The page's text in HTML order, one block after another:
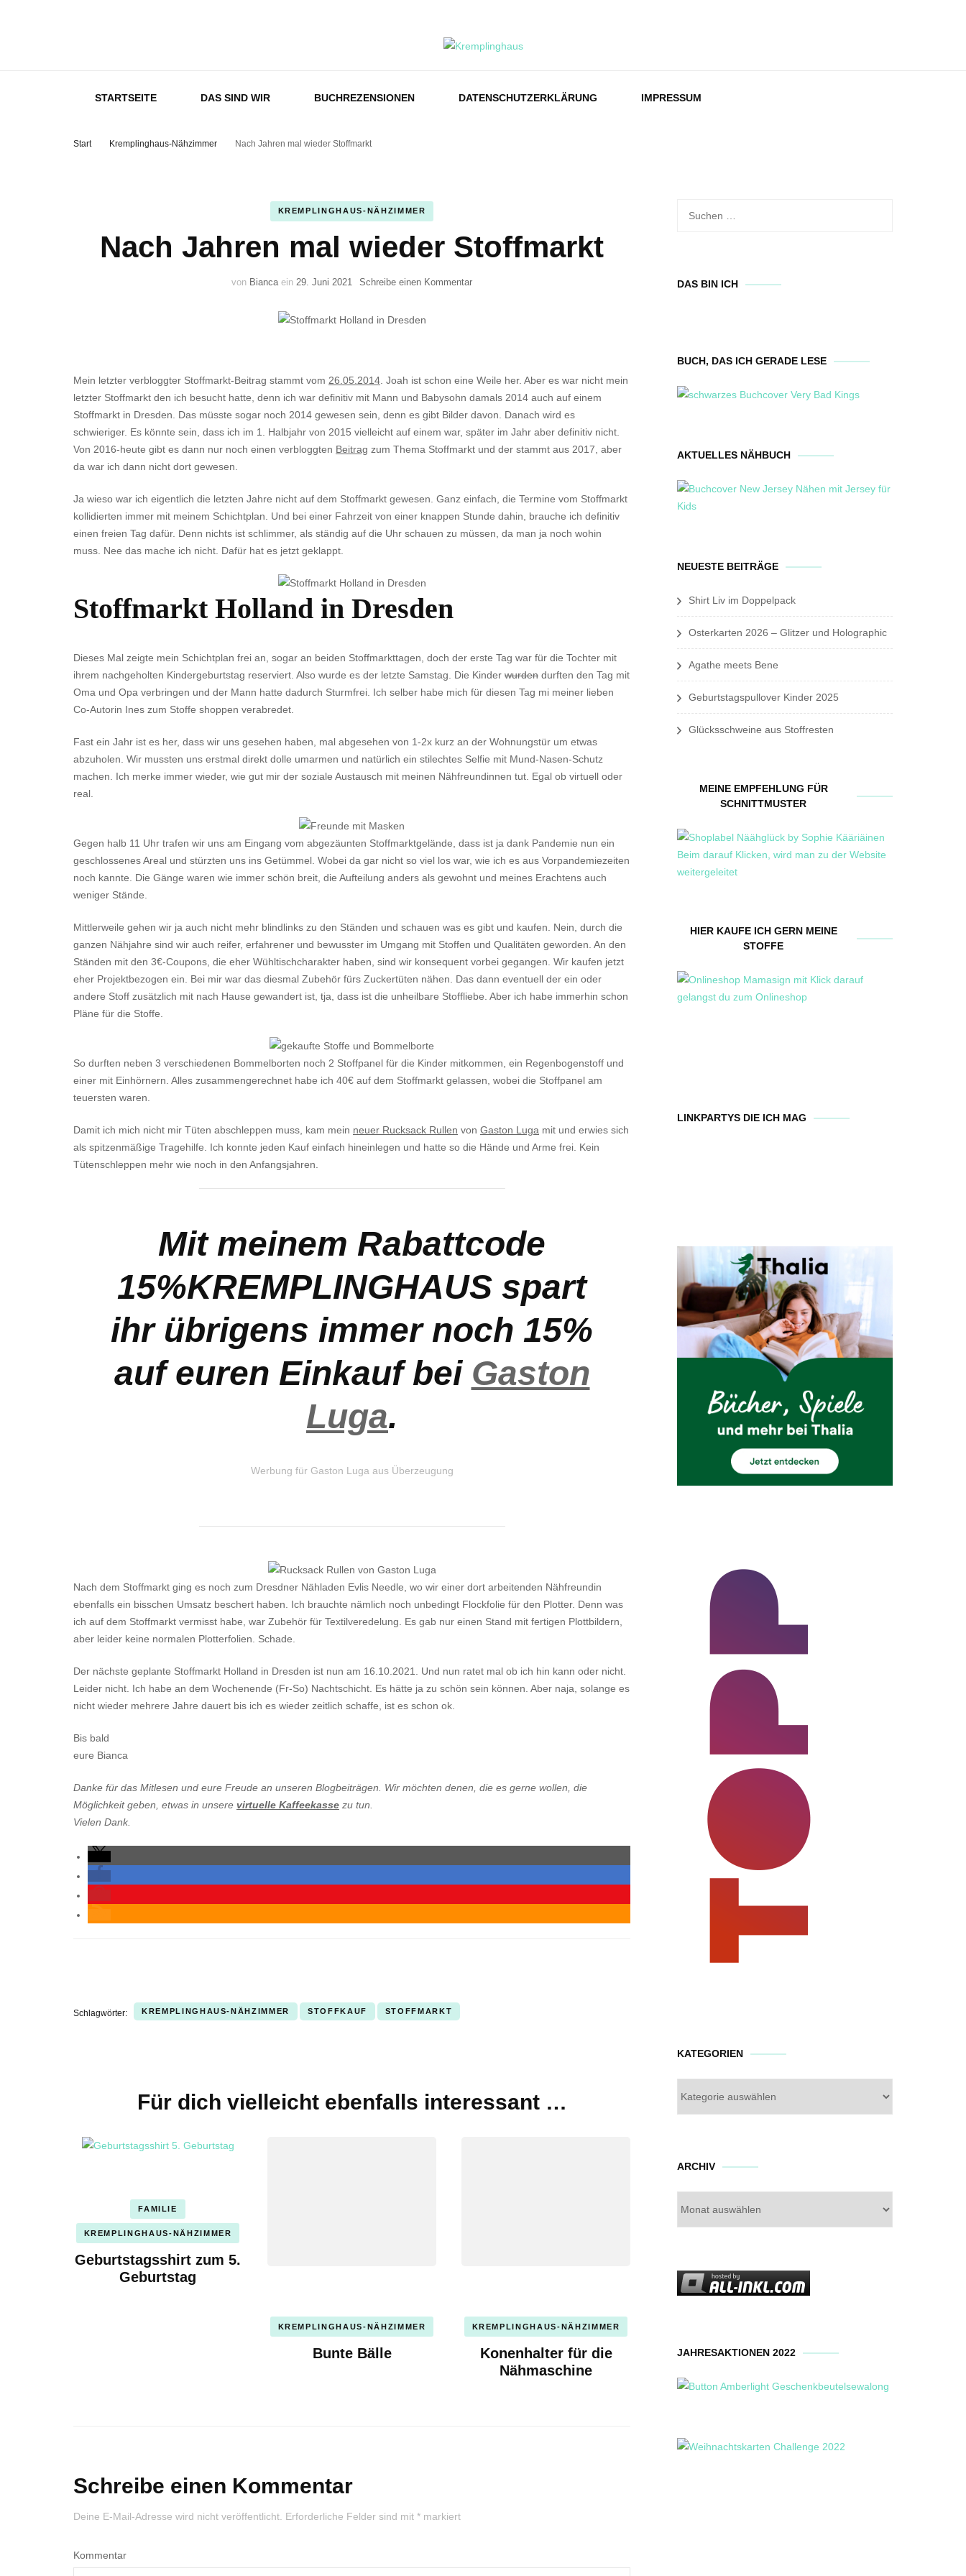
Kremplinghaus
STARTSEITE DAS SIND WIR BUCHREZENSIONEN DATENSCHUTZERKLÄRUNG IMPRESSUM
Start Kremplinghaus-Nähzimmer Nach Jahren mal wieder Stoffmarkt
KREMPLINGHAUS-NÄHZIMMER
Nach Jahren mal wieder Stoffmarkt
von Bianca ein 29. Juni 2021 Schreibe einen Kommentarzu
Mein letzter verbloggter Stoffmarkt-Beitrag stammt vom 26.05.2014 . Joah ist schon eine Weile her. Aber es war nicht mein
letzter Stoffmarkt den ich besucht hatte, denn ich war definitiv mit Mann und Babysohn damals 2014 auch auf einem
Stoffmarkt in Dresden. Das müsste sogar noch 2014 gewesen sein, denn es gibt Bilder davon. Danach wird es
schwieriger. Es könnte sein, dass ich im 1. Halbjahr von 2015 vielleicht auf einem war, später im Jahr aber definitiv nicht.
Von 2016-heute gibt es dann nur noch einen verbloggten Beitrag zum Thema Stoffmarkt und der stammt aus 2017, aber
da war ich dann nicht dort gewesen.
Ja wieso war ich eigentlich die letzten Jahre nicht auf dem Stoffmarkt gewesen. Ganz einfach, die Termine vom Stoffmarkt
kollidierten immer mit meinem Schichtplan. Und bei einer Fahrzeit von einer knappen Stunde dahin, brauche ich definitiv
einen freien Tag dafür. Denn nichts ist schlimmer, als ständig auf die Uhr schauen zu müssen, da man ja noch wohin
muss. Nee das mache ich nicht. Dafür hat es jetzt geklappt.
Stoffmarkt Holland in Dresden
Dieses Mal zeigte mein Schichtplan frei an, sogar an beiden Stoffmarkttagen, doch der erste Tag war für die Tochter mit
ihrem nachgeholten Kindergeburtstag reserviert. Also wurde es der letzte Samstag. Die Kinder wurden durften den Tag mit
Oma und Opa verbringen und der Mann hatte dadurch Sturmfrei. Ich selber habe mich für diesen Tag mi meiner lieben
Co-Autorin Ines zum Stoffe shoppen verabredet.
Fast ein Jahr ist es her, dass wir uns gesehen haben, mal abgesehen von 1-2x kurz an der Wohnungstür um etwas
abzuholen. Wir mussten uns erstmal direkt dolle umarmen und natürlich ein stilechtes Selfie mit Mund-Nasen-Schutz
machen. Ich merke immer wieder, wie gut mir der soziale Austausch mit meinen Nähfreundinnen tut. Egal ob virtuell oder
real.
Gegen halb 11 Uhr trafen wir uns am Eingang vom abgezäunten Stoffmarktgelände, dass ist ja dank Pandemie nun ein
geschlossenes Areal und stürzten uns ins Getümmel. Wobei da gar nicht so viel los war, wie ich es aus Vorpandemiezeiten
noch kannte. Die Gänge waren wie immer schön breit, die Aufteilung anders als gewohnt und meines Erachtens auch
weniger Stände.
Mittlerweile gehen wir ja auch nicht mehr blindlinks zu den Ständen und schauen was es gibt und kaufen. Nein, durch die
ganzen Nähjahre sind wir auch reifer, erfahrener und bewusster im Umgang mit Stoffen und Qualitäten geworden. An den
Ständen mit den 3€-Coupons, die eher Wühltischcharakter haben, sind wir konsequent vorbei gegangen. Wir kaufen jetzt
eher Projektbezogen ein. Bei mir war das diesmal Zubehör fürs Zuckertüten nähen. Das dann eventuell der ein oder
andere Stoff zusätzlich mit nach Hause gewandert ist, tja, dass ist die unheilbare Stoffliebe. Aber ich habe immerhin schon
Pläne für die Stoffe.
So durften neben 3 verschiedenen Bommelborten noch 2 Stoffpanel für die Kinder mitkommen, ein Regenbogenstoff und
einer mit Einhörnern. Alles zusammengerechnet habe ich 40€ auf dem Stoffmarkt gelassen, wobei die Stoffpanel am
teuersten waren.
Damit ich mich nicht mir Tüten abschleppen muss, kam mein neuer Rucksack Rullen von Gaston Luga mit und erwies sich
als spitzenmäßige Tragehilfe. Ich konnte jeden Kauf einfach hineinlegen und hatte so die Hände und Arme frei. Kein
Tütenschleppen mehr wie noch in den Anfangsjahren.
Mit meinem Rabattcode
15%KREMPLINGHAUS spart
ihr übrigens immer noch 15%
auf euren Einkauf bei Gaston
Luga.
Werbung für Gaston Luga aus Überzeugung
Nach dem Stoffmarkt ging es noch zum Dresdner Nähladen Evlis Needle, wo wir einer dort arbeitenden Nähfreundin
ebenfalls ein bisschen Umsatz beschert haben. Ich brauchte nämlich noch unbedingt Flockfolie für den Plotter. Denn was
ich auf dem Stoffmarkt vermisst habe, war Zubehör für Textilveredelung. Es gab nur einen Stand mit fertigen Plottbildern,
aber leider keine normalen Plotterfolien. Schade.
Der nächste geplante Stoffmarkt Holland in Dresden ist nun am 16.10.2021. Und nun ratet mal ob ich hin kann oder nicht.
Leider nicht. Ich habe an dem Wochenende (Fr-So) Nachtschicht. Es hätte ja zu schön sein können. Aber naja, solange es
nicht wieder mehrere Jahre dauert bis ich es wieder zeitlich schaffe, ist es schon ok.
Bis bald
eure Bianca
Danke für das Mitlesen und eure Freude an unseren Blogbeiträgen. Wir möchten denen, die es gerne wollen, die
Möglichkeit geben, etwas in unsere virtuelle Kaffeekasse zu tun.
Vielen Dank.
Schlagwörter: KREMPLINGHAUS-NÄHZIMMER STOFFKAUF STOFFMARKT
BeitragsnavigationFür dich vielleicht ebenfalls interessant …
FAMILIE
KREMPLINGHAUS-NÄHZIMMER
Geburtstagsshirt zum 5.
Geburtstag
KREMPLINGHAUS-NÄHZIMMER
Bunte Bälle
KREMPLINGHAUS-NÄHZIMMER
Konenhalter für die
Nähmaschine
Schreibe einen Kommentar
Deine E-Mail-Adresse wird nicht veröffentlicht. Erforderliche Felder sind mit * markiert
Kommentar
Suchen
DAS BIN ICH
BUCH, DAS ICH GERADE LESE
AKTUELLES NÄHBUCH
NEUESTE BEITRÄGE
Shirt Liv im Doppelpack
Osterkarten 2026 – Glitzer und Holographic
Agathe meets Bene
Geburtstagspullover Kinder 2025
Glücksschweine aus Stoffresten
MEINE EMPFEHLUNG FÜR
SCHNITTMUSTER
HIER KAUFE ICH GERN MEINE
STOFFE
LINKPARTYS DIE ICH MAG
KATEGORIEN
ARCHIV Archiv
JAHRESAKTIONEN 2022